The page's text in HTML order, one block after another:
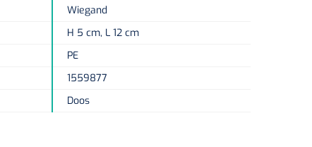
Wiegand
H 5 cm, L 12 cm
PE
1559877
Doos